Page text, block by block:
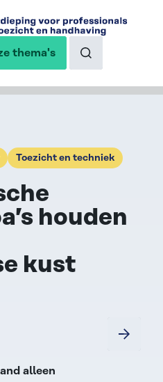
thema's Naar de
Toezicht en techniek
houden
kust
alleen